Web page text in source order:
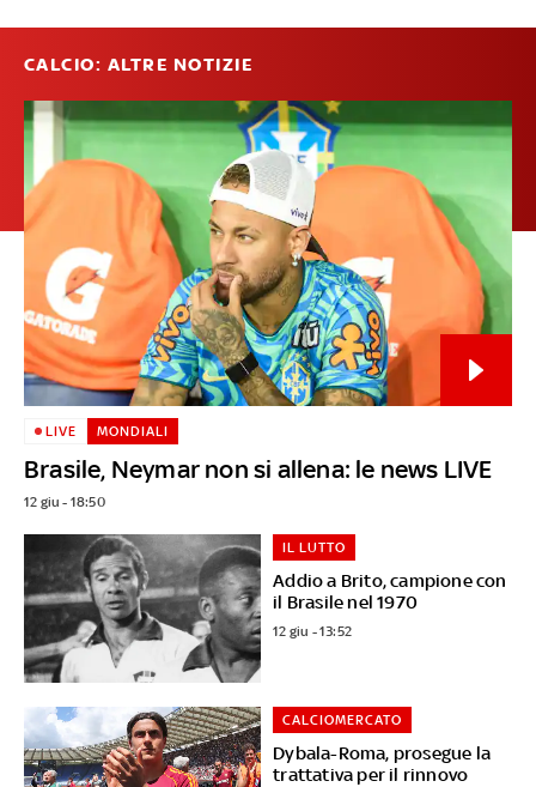
CALCIO: ALTRE NOTIZIE
Brasile, Neymar non si allena: le news LIVE
LIVE MONDIALI
12 giu - 18:50
Addio a Brito, campione con
il Brasile nel 1970
IL LUTTO
12 giu - 13:52
Dybala-Roma, prosegue la
trattativa per il rinnovo
CALCIOMERCATO